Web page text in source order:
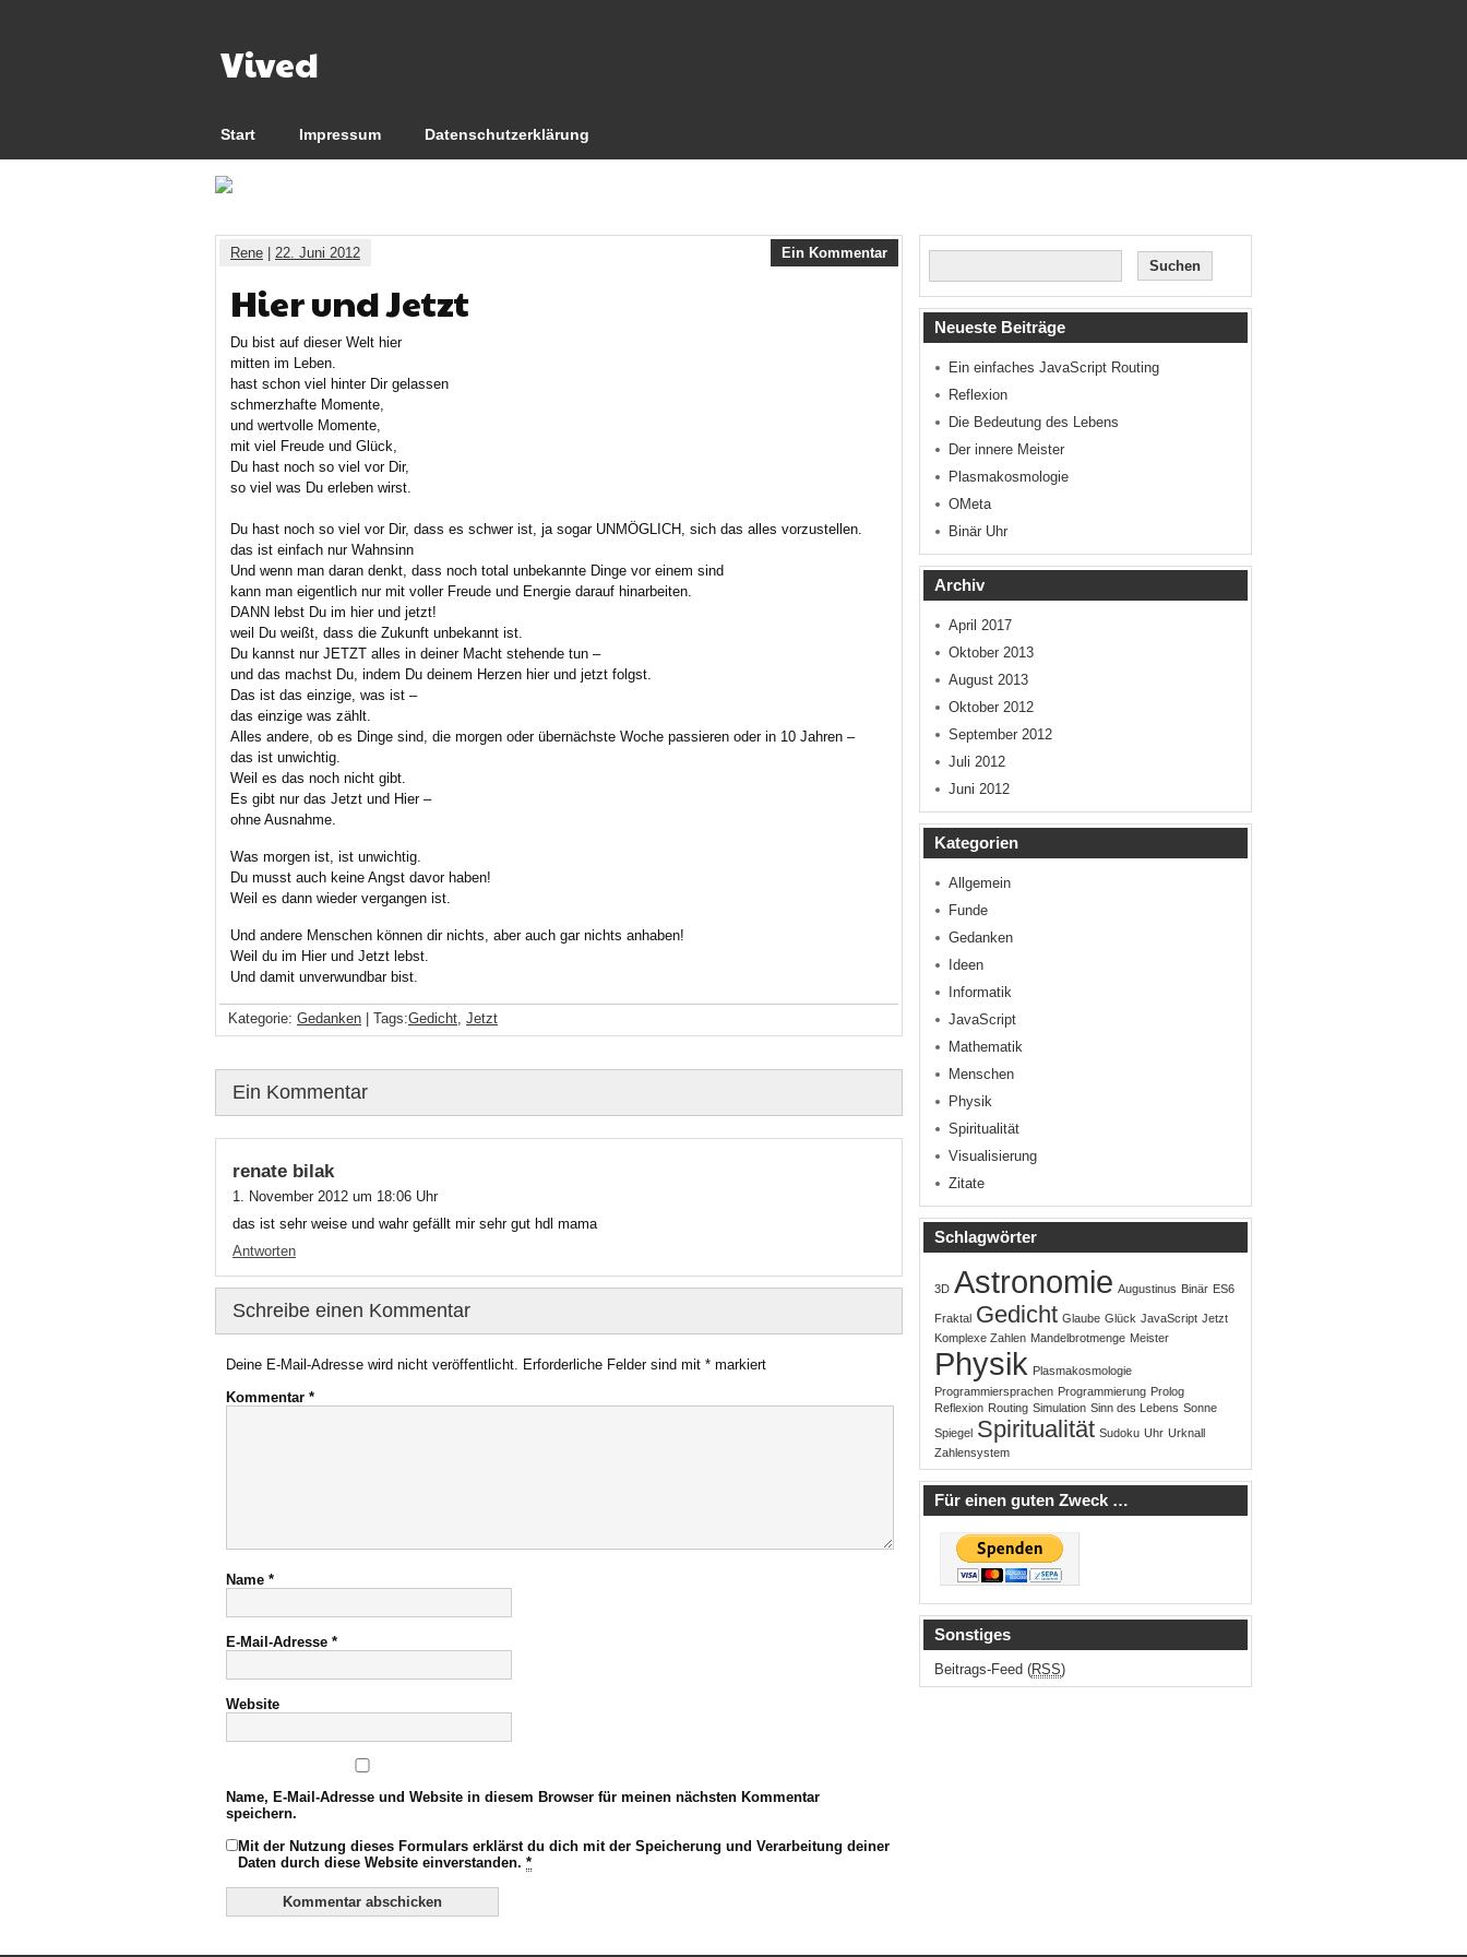
Vived
Start Impressum Datenschutzerklärung
Rene 22. Juni 2012 Ein Kommentar
Hier und Jetzt
Du bist auf dieser Welt hier
mitten im Leben.
hast schon viel hinter Dir gelassen
schmerzhafte Momente,
und wertvolle Momente,
mit viel Freude und Glück,
Du hast noch so viel vor Dir,
so viel was Du erleben wirst.
Du hast noch so viel vor Dir, dass es schwer ist, ja sogar UNMÖGLICH, sich das alles vorzustellen.
das ist einfach nur Wahnsinn
Und wenn man daran denkt, dass noch total unbekannte Dinge vor einem sind
kann man eigentlich nur mit voller Freude und Energie darauf hinarbeiten.
DANN lebst Du im hier und jetzt!
weil Du weißt, dass die Zukunft unbekannt ist.
Du kannst nur JETZT alles in deiner Macht stehende tun –
und das machst Du, indem Du deinem Herzen hier und jetzt folgst.
Das ist das einzige, was ist –
das einzige was zählt.
Alles andere, ob es Dinge sind, die morgen oder übernächste Woche passieren oder in 10 Jahren –
das ist unwichtig.
Weil es das noch nicht gibt.
Es gibt nur das Jetzt und Hier –
ohne Ausnahme.
Was morgen ist, ist unwichtig.
Du musst auch keine Angst davor haben!
Weil es dann wieder vergangen ist.
Und andere Menschen können dir nichts, aber auch gar nichts anhaben!
Weil du im Hier und Jetzt lebst.
Und damit unverwundbar bist.
Kategorie: Gedanken | Tags:Gedicht, Jetzt
Ein Kommentar
renate bilak
1. November 2012 um 18:06 Uhr
das ist sehr weise und wahr gefällt mir sehr gut hdl mama
Antworten
Schreibe einen Kommentar
Deine E-Mail-Adresse wird nicht veröffentlicht. Erforderliche Felder sind mit * markiert
Kommentar *
Name *
E-Mail-Adresse *
Website
Name, E-Mail-Adresse und Website in diesem Browser für meinen nächsten Kommentar
speichern.
Mit der Nutzung dieses Formulars erklärst du dich mit der Speicherung und Verarbeitung deiner
Daten durch diese Website einverstanden.*
Neueste Beiträge
Ein einfaches JavaScript Routing
Reflexion
Die Bedeutung des Lebens
Der innere Meister
Plasmakosmologie
OMeta
Binär Uhr
Archiv
April 2017
Oktober 2013
August 2013
Oktober 2012
September 2012
Juli 2012
Juni 2012
Kategorien
Allgemein
Funde
Gedanken
Ideen
Informatik
JavaScript
Mathematik
Menschen
Physik
Spiritualität
Visualisierung
Zitate
Schlagwörter
3D Astronomie Augustinus Binär ES6
Fraktal Gedicht Glaube Glück JavaScript Jetzt
Komplexe Zahlen Mandelbrotmenge Meister
Physik Plasmakosmologie
Programmiersprachen Programmierung Prolog
Reflexion Routing Simulation Sinn des Lebens Sonne
Spiegel Spiritualität Sudoku Uhr Urknall
Zahlensystem
Für einen guten Zweck …
Sonstiges
Beitrags-Feed (RSS)